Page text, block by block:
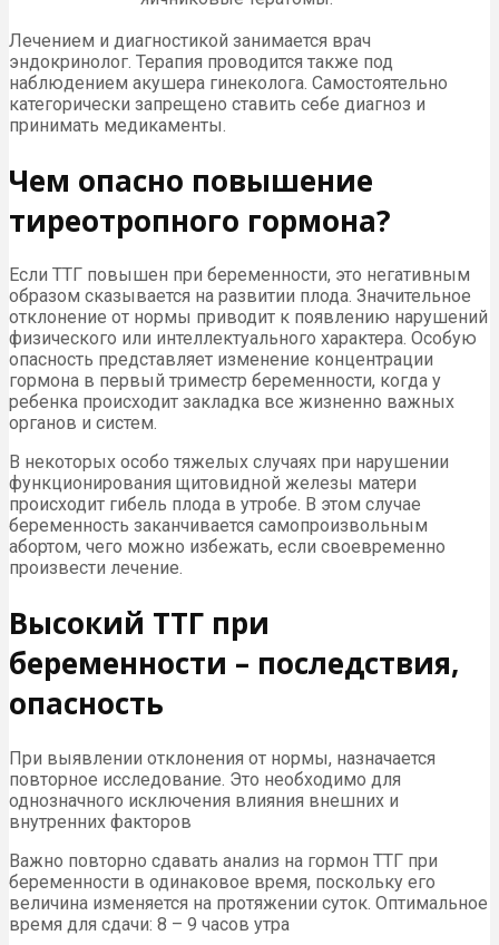
Лечением и диагностикой занимается врач
эндокринолог. Терапия проводится также под
наблюдением акушера гинеколога. Самостоятельно
категорически запрещено ставить себе диагноз и
принимать медикаменты.
Чем опасно повышение
тиреотропного гормона?
Если ТТГ повышен при беременности, это негативным
образом сказывается на развитии плода. Значительное
отклонение от нормы приводит к появлению нарушений
физического или интеллектуального характера. Особую
опасность представляет изменение концентрации
гормона в первый триместр беременности, когда у
ребенка происходит закладка все жизненно важных
органов и систем.
В некоторых особо тяжелых случаях при нарушении
функционирования щитовидной железы матери
происходит гибель плода в утробе. В этом случае
беременность заканчивается самопроизвольным
абортом, чего можно избежать, если своевременно
произвести лечение.
Высокий ТТГ при
беременности – последствия,
опасность
При выявлении отклонения от нормы, назначается
повторное исследование. Это необходимо для
однозначного исключения влияния внешних и
внутренних факторов
Важно повторно сдавать анализ на гормон ТТГ при
беременности в одинаковое время, поскольку его
величина изменяется на протяжении суток. Оптимальное
время для сдачи: 8 – 9 часов утра